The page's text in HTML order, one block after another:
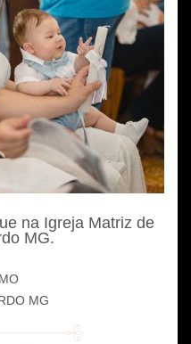
na Igreja Matriz de
MG.
MG